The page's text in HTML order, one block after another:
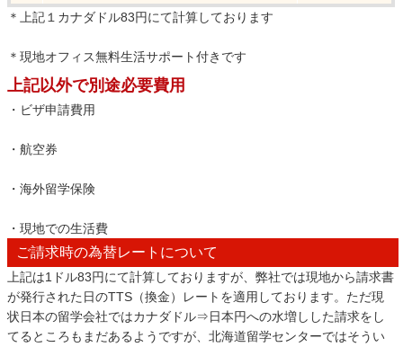
＊上記１カナダドル83円にて計算しております
＊現地オフィス無料生活サポート付きです
上記以外で別途必要費用
・ビザ申請費用
・航空券
・海外留学保険
・現地での生活費
ご請求時の為替レートについて
上記は1ドル83円にて計算しておりますが、弊社では現地から請求書
が発行された日のTTS（換金）レートを適用しております。ただ現
状日本の留学会社ではカナダドル⇒日本円への水増しした請求をし
てるところもまだあるようですが、北海道留学センターではそうい